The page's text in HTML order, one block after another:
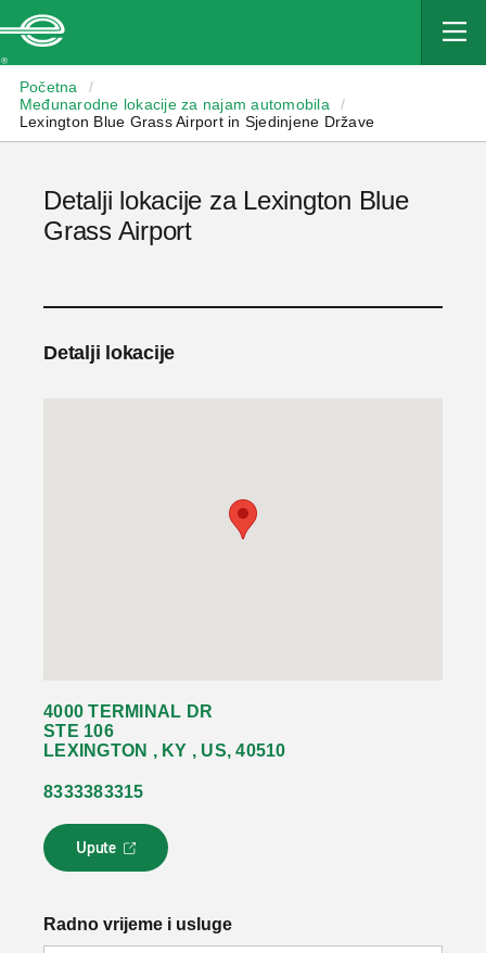
Početna
/
Međunarodne lokacije za najam automobila
/
Lexington Blue Grass Airport in Sjedinjene Države
Detalji lokacije za Lexington Blue
Grass Airport
Detalji lokacije
4000 TERMINAL DR
STE 106
LEXINGTON , KY , US, 40510
8333383315
Upute
L
i
k
Radno vrijeme i usluge